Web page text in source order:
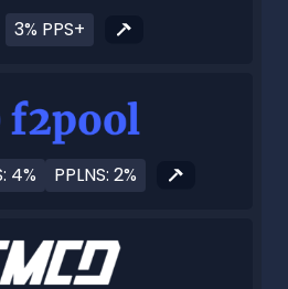
3% PPS+
4% PPLNS: 2%